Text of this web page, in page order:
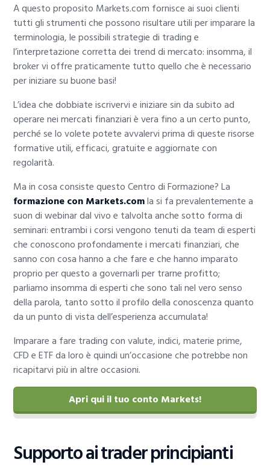
A questo proposito Markets.com fornisce ai suoi clienti
tutti gli strumenti che possono risultare utili per imparare la
terminologia, le possibili strategie di trading e
l’interpretazione corretta dei trend di mercato: insomma, il
broker vi offre praticamente tutto quello che è necessario
per iniziare su buone basi!
L’idea che dobbiate iscrivervi e iniziare sin da subito ad
operare nei mercati finanziari è vera fino a un certo punto,
perché se lo volete potete avvalervi prima di queste risorse
formative utili, efficaci, gratuite e aggiornate con
regolarità.
Ma in cosa consiste questo Centro di Formazione? La
formazione con Markets.comla si fa prevalentemente a
suon di webinar dal vivo e talvolta anche sotto forma di
seminari: entrambi i corsi vengono tenuti da team di esperti
che conoscono profondamente i mercati finanziari, che
sanno con cosa hanno a che fare e che hanno imparato
proprio per questo a governarli per trarne profitto;
parliamo insomma di esperti che sono tali nel vero senso
della parola, tanto sotto il profilo della conoscenza quanto
da un punto di vista dell’esperienza accumulata!
Imparare a fare trading con valute, indici, materie prime,
CFD e ETF da loro è quindi un’occasione che potrebbe non
ricapitarvi più in altre occasioni.
Apri qui il tuo conto Markets!
Supporto ai trader principianti